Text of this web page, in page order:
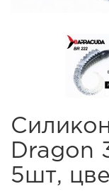
Dragon
5шт,